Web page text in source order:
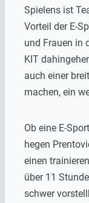
Spielens ist
Vorteil der E-
und Frauen in
KIT
auch einer
machen, ein
Ob eine E-
hegen
einen
über 11
schwer